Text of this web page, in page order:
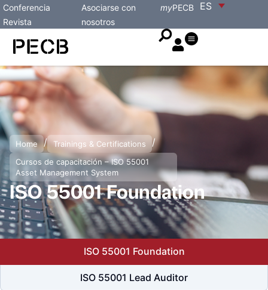
Conferencia
Revista
Asociarse con
nosotros
ES
myPECB
Home / Trainings & Certifications /
Cursos de capacitación – ISO 55001
Asset Management System
ISO 55001 Foundation
ISO 55001 Foundation
ISO 55001 Lead Auditor